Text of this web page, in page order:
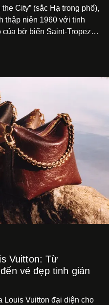
City” (sắc Hạ trong phố),
thập niên 1960 với tinh
bờ biển Saint-Tropez,
Vuitton: Từ
vẻ đẹp tinh giản
Louis Vuitton đại diện cho